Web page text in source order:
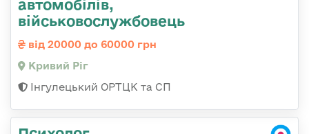
автомобілів,
військовослужбовець
від 20000 до 60000 грн
Кривий Ріг
Інгулецький ОРТЦК та СП